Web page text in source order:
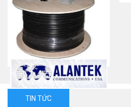
Cáp đồng trục Sino RG6 (5C-
FB)
Mua ngay
Cáp đồng trục RG6 Alantek
TIN TỨC